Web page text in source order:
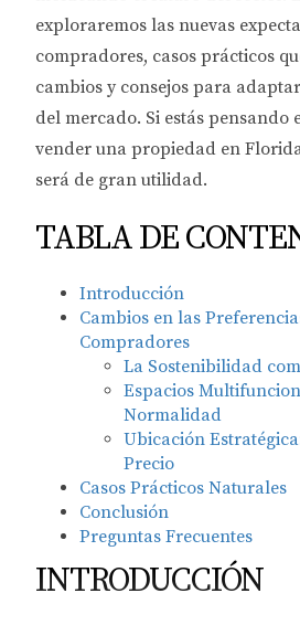
exploraremos las nuevas
compradores, casos prácticos
cambios y consejos para
del mercado. Si estás pensando
vender una propiedad en
será de gran utilidad.
TABLA DE
Introducción
Cambios en las
Compradores
La Sostenibilidad
Espacios
Normalidad
Ubicación
Precio
Casos Prácticos Naturales
Conclusión
Preguntas Frecuentes
INTRODUCCIÓN